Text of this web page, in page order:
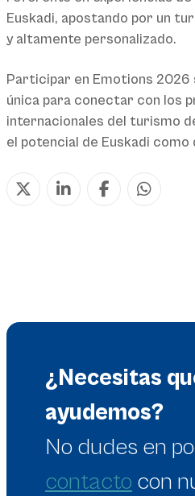
Euskadi, apostando por un
y altamente personalizado.
Participar en Emotions 2026
única para conectar con los
internacionales del turismo
el potencial de Euskadi
¿Necesitas
ayudemos?
No dudes en
contacto con